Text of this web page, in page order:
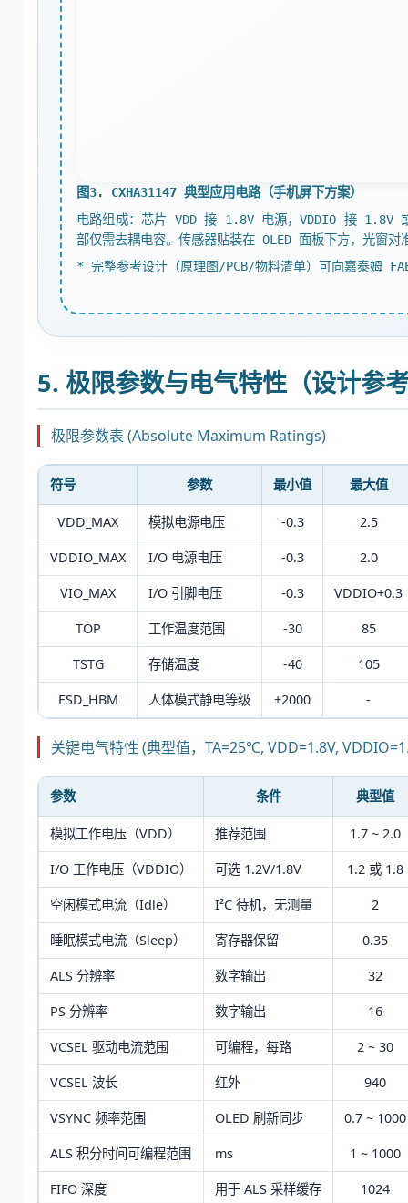
图3. CXHA31147 典型应用电路（手机屏下方案）
电路组成：芯片 VDD 接 1.8V 电源，VDDIO 接 1.8V
部仅需去耦电容。传感器贴装在 OLED 面板下方，光窗
* 完整参考设计（原理图/PCB/物料清单）可向嘉泰姆
5. 极限参数与电气特性（设计参
极限参数表 (Absolute Maximum Ratings)
符号 参数 最小值 最大值
VDD_MAX 模拟电源电压 -0.3 2.5
VDDIO_MAX I/O 电源电压 -0.3 2.0
VIO_MAX I/O 引脚电压 -0.3 VDDIO+0.3
TOP 工作温度范围 -30 85
TSTG 存储温度 -40 105
ESD_HBM 人体模式静电等级 ±2000 -
关键电气特性 (典型值，TA=25℃, VDD=1.8V,
参数 条件 典型值
模拟工作电压（VDD） 推荐范围 1.7 ~ 2.0
I/O 工作电压（VDDIO） 可选 1.2V/1.8V 1.2 或 1.8
空闲模式电流（Idle） I²C 待机，无测量 2
睡眠模式电流（Sleep） 寄存器保留 0.35
ALS 分辨率 数字输出 32
PS 分辨率 数字输出 16
VCSEL 驱动电流范围 可编程，每路 2 ~ 30
VCSEL 波长 红外 940
VSYNC 频率范围 OLED 刷新同步 0.7 ~ 1000
ALS 积分时间可编程范围 ms 1 ~ 1000
FIFO 深度 用于 ALS 采样缓存 1024